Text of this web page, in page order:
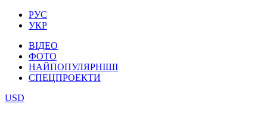
РУС
УКР
ВІДЕО
ФОТО
НАЙПОПУЛЯРНІШІ
СПЕЦПРОЕКТИ
USD